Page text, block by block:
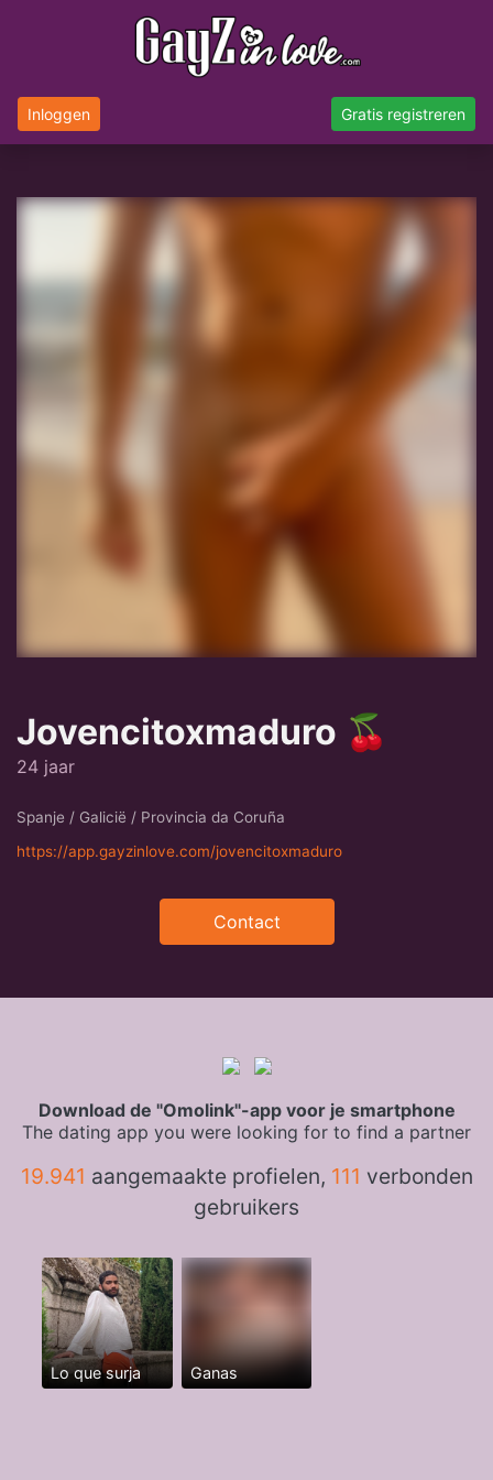
Inloggen Gratis registreren
Jovencitoxmaduro 🍒
24 jaar
Spanje / Galicië / Provincia da Coruña
https://app.gayzinlove.com/jovencitoxmaduro
Contact
Download de "Omolink"-app voor je smartphone
The dating app you were looking for to find a partner
19.941 aangemaakte profielen, 111 verbonden
gebruikers
Lo que surja Ganas